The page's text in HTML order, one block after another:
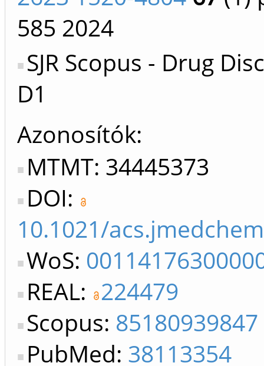
585 2024
SJR Scopus - Drug
D1
Azonosítók
MTMT: 34445373
DOI:
10.1021/
WoS:
REAL: 224479
Scopus: 85180939847
PubMed: 38113354